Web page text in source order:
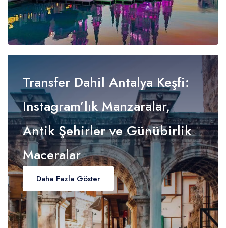
Transfer Dahil Antalya Keşfi:
Instagram’lık Manzaralar,
Antik Şehirler ve Günübirlik
Maceralar
Daha Fazla Göster